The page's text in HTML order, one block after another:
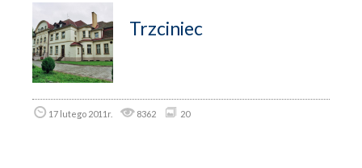
Trzciniec
17 lutego 2011r. 8362 20